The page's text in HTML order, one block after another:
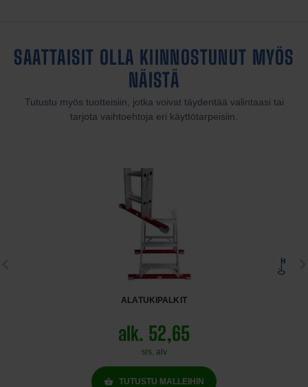
SAATTAISIT OLLA KIINNOSTUNUT MYÖS
NÄISTÄ
Tutustu myös tuotteisiin, jotka voivat täydentää valintaasi tai
tarjota vaihtoehtoja eri käyttötarpeisiin.
ALATUKIPALKIT
alk. 52,65
sis. alv
TUTUSTU MALLEIHIN